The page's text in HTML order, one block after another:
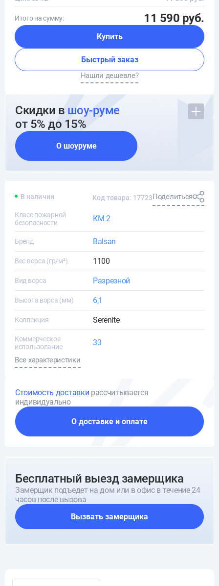
Итого на сумму: 11 590 руб.
Купить
Быстрый заказ
Нашли дешевле?
Скидки в шоу-руме
от 5% до 15%
О шоуруме
В наличии Код товара: 17723Поделиться
Класс пожарной
безопасности
КМ 2
Бренд Balsan
Вес ворса (гр/м²) 1100
Вид ворса Разрезной
Высота ворса (мм) 6,1
Коллекция Serenite
Коммерческое
использование
33
Все характеристики
Стоимость доставки рассчитывается
индивидуально
О доставке и оплате
Бесплатный выезд замерщика
Замерщик подъедет на дом или в офис в течение 24
часов после вызова
Вызвать замерщика